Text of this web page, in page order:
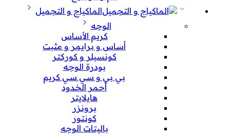
الماكياج و التجميل
الوجه
كريم الأساس
أساس و برايمر و مثبت
كونسيلر و كوركتر
بودرة الوجه
بي بي و سي سي كريم
أحمر الخدود
هايلايتر
برونزر
كونتور
باليتات الوجه